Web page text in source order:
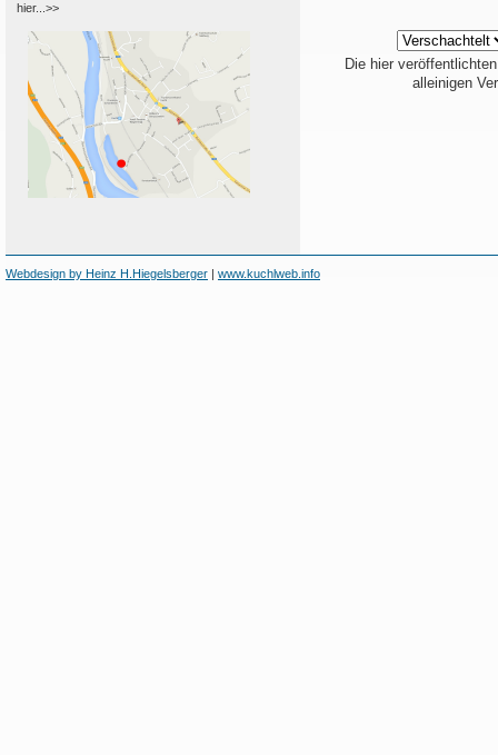
hier...>>
Die hier
alleinigen
Webdesign by Heinz H.Hiegelsberger | www.kuchlweb.info